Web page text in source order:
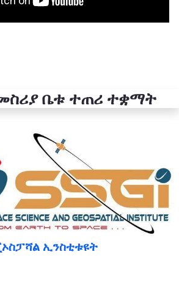
ቤቱ ተጠሪ ተቋማት
ኢንስቲቱዩት